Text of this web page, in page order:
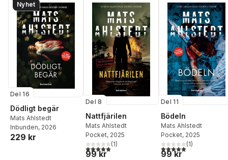
Nyhet
Del 16
Dödligt begär
Mats Ahlstedt
Inbunden, 2026
229 kr
Del 8
Nattfjärilen
Mats Ahlstedt
Pocket, 2025
5,0utav 5 stjärnor. Totalt antal röster:
(1)
99 kr
Del 11
Bödeln
Mats Ahlstedt
Pocket, 2025
5,0utav 5 stjärnor.
(1)
99 kr